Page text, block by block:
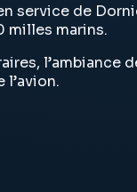
service de
milles marins.